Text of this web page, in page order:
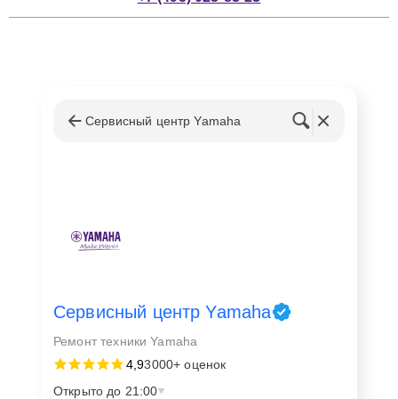
Сервисный центр Yamaha
Сервисный центр Yamaha
Ремонт техники Yamaha
4,93000+ оценок
Открыто до 21:00